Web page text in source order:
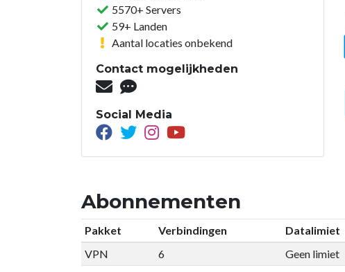
5570+ Servers
59+ Landen
Aantal locaties onbekend
Contact mogelijkheden
Social Media
Abonnementen
Pakket Verbindingen Datalimiet
VPN
6 Geen limiet